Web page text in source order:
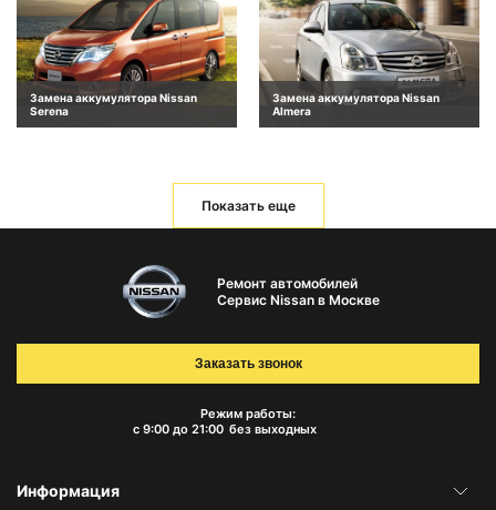
Замена аккумулятора Nissan
Serena
Замена аккумулятора Nissan
Almera
Показать еще
Ремонт автомобилей
Сервис Nissan в Москве
Режим работы:
с 9:00 до 21:00 без выходных
Заказать звонок
Информация